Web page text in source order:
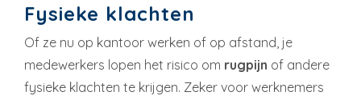
Fysieke klachten
Of ze nu op kantoor werken of op afstand, je
medewerkers lopen het risico om rugpijn of andere
fysieke klachten te krijgen. Zeker voor werknemers